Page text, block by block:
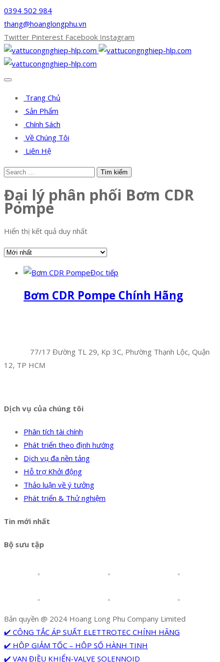
0394 502 984
thang@hoanglongphu.vn
Twitter Pinterest Facebook Instagram
Trang Chủ
Sản Phẩm
Chính Sách
Về Chúng Tôi
Liên Hệ
Đại lý phân phối Bơm CDR
Pompe
Hiển thị kết quả duy nhất
Đọc tiếp
Bơm CDR Pompe Chính Hãng
77/17 Đường TL 29, Kp 3C, Phường Thạnh Lộc, Quận
12, TP HCM
Dịch vụ của chúng tôi
Phân tích tài chính
Phát triển theo định hướng
Dịch vụ đa nền tảng
Hỗ trợ Khởi động
Thảo luận về ý tưởng
Phát triển & Thử nghiệm
Tin mới nhất
Bộ sưu tập
Bản quyền @ 2024 Hoang Long Phu Company Limited
✔️ CÔNG TẮC ÁP SUẤT ELETTROTEC CHÍNH HÃNG
✔️ HỘP GIẢM TỐC – HỘP SỐ HÀNH TINH
✔️ VAN ĐIỀU KHIỂN-VALVE SOLENNOID